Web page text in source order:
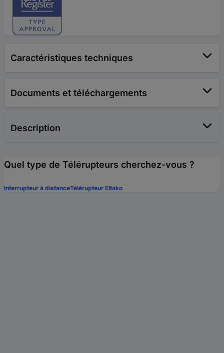
Caractéristiques techniques
Documents et téléchargements
Description
Quel type de Télérupteurs cherchez-vous ?
Interrupteur à distanceTélérupteur Eltako